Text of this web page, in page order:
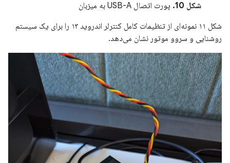
شکل 10.
پورت اتصال USB-A به میزبان
شکل ۱۱ نمونه‌ای از تنظیمات کامل کنترلر اندروید ۱۳ را برای یک سیستم
روشنایی و سروو موتور نشان می‌دهد.